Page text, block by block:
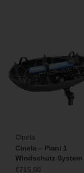
Cinela
Cinela – Piani 1
Windschutz System
€715,00